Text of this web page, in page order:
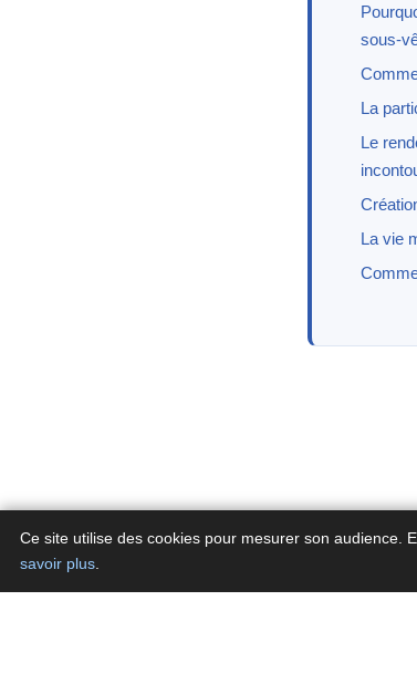
sous-
La
Le
La vie
Ce site utilise des cookies pour mesurer son audience.
savoir plus